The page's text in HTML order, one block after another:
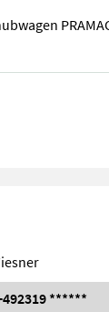
(DE) ==
******